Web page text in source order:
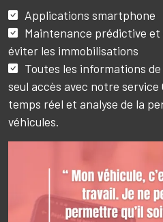
Applications smartphone
Maintenance prédictive et
éviter les immobilisations
Toutes les informations
seul accès avec notre
temps réel et analyse de la
véhicules.